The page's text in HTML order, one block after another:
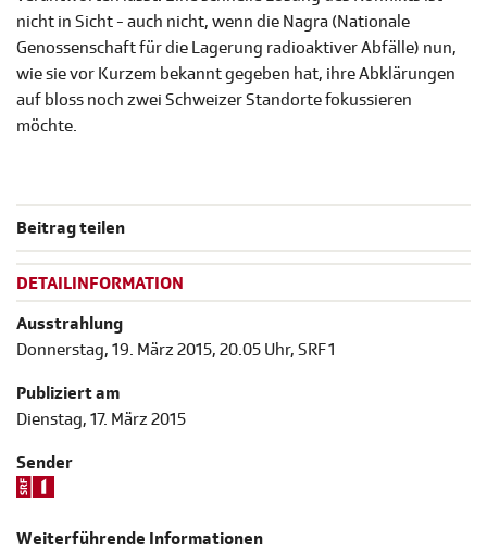
nicht in Sicht - auch nicht, wenn die Nagra (Nationale
Genossenschaft für die Lagerung radioaktiver Abfälle) nun,
wie sie vor Kurzem bekannt gegeben hat, ihre Abklärungen
auf bloss noch zwei Schweizer Standorte fokussieren
möchte.
Beitrag teilen
DETAILINFORMATION
Ausstrahlung
Donnerstag, 19. März 2015, 20.05 Uhr, SRF 1
Publiziert am
Dienstag, 17. März 2015
Sender
Weiterführende Informationen